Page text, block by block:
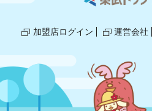
加盟店ログイン 運営会社